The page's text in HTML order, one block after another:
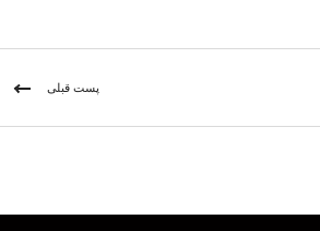
پست قبلی